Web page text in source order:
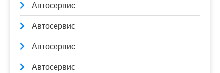
Автосервис
Автосервис
Автосервис
Автосервис